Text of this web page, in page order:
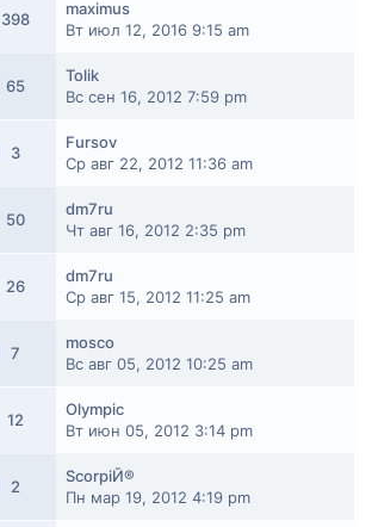
398
maximus
Вт июл 12, 2016 9:15 am
65
Tolik
Вс сен 16, 2012 7:59 pm
3
Fursov
Ср авг 22, 2012 11:36 am
50
dm7ru
Чт авг 16, 2012 2:35 pm
26
dm7ru
Ср авг 15, 2012 11:25 am
7
mosco
Вс авг 05, 2012 10:25 am
12
Olympic
Вт июн 05, 2012 3:14 pm
2
ScorpiЙ®
Пн мар 19, 2012 4:19 pm